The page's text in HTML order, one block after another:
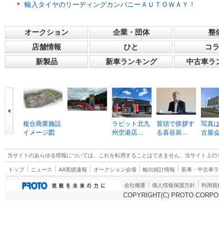
輸入タイヤのリーディングカンパニーＡＵＴＯＷＡＹ！
オークション 企業・団体
整
店舗情報
ひと
コ
新製品
新車ランキング 中古車ラ
複合商業施設
イメージ図
ラビット北九
州空港店…
冒頭で挨拶す
る喜谷辰…
写真
古屋
当サイトのあらゆる情報については、これを転用することはできません。当サイト上
トップ ニュース AA実績速報 オークション会場 輸出統計情報 新車・中古車
会社概要 個人情報保護方針 利用規
COPYRIGHT(C) PROTO